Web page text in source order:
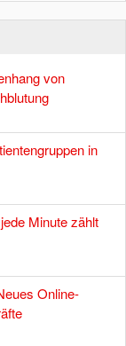
von
in
Minute zählt
Online-